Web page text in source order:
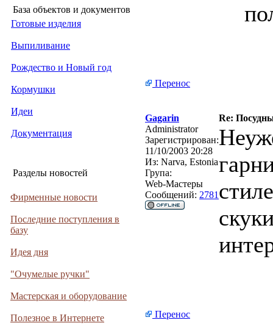
База объектов и документов
Готовые изделия
Выпиливание
Рождество и Новый год
Кормушки
Идеи
Документация
Разделы новостей
Фирменные новости
Последние поступления в
базу
Идея дня
"Очумелые ручки"
Мастерская и оборудование
Полезное в Интернете
Перенос
Gagarin
Re:
Administrator
Зарегистрирован:
11/10/2003 20:28
Из: Narva, Estonia
Група:
Web-Мастеры
Сообщений: 2781
Перенос